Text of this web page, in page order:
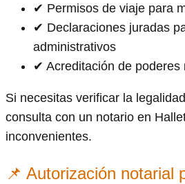
✔ Permisos de viaje para
✔ Declaraciones juradas
administrativos
✔ Acreditación de poderes
Si necesitas verificar la
consulta con un notario en
inconvenientes.
📌 Autorización notarial